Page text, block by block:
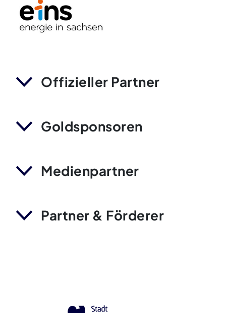
Offizieller Partner
Goldsponsoren
Medienpartner
Partner & Förderer